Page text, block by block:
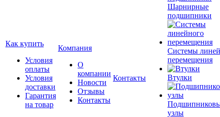
Как купить
Условия
оплаты
Условия
доставки
Гарантия
на товар
Компания
О
компании
Новости
Отзывы
Контакты
Контакты
Шарнирные
подшипники
Системы
перемещения
Втулки
узлы